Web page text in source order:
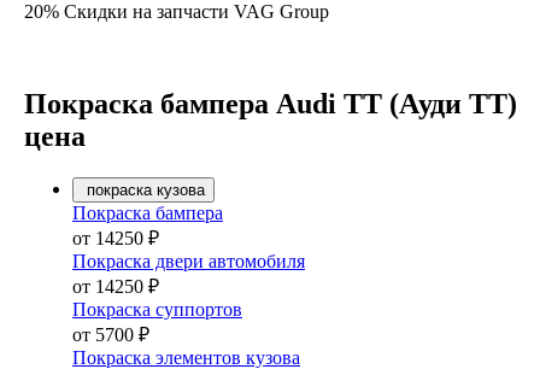
20% Скидки на запчасти VAG Group
Покраска бампера Audi TT (Ауди ТТ)
цена
покраска кузова
Покраска бампера
от 14250 ₽
Покраска двери автомобиля
от 14250 ₽
Покраска суппортов
от 5700 ₽
Покраска элементов кузова